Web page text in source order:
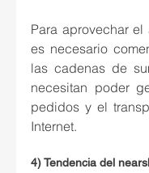
Para aprovechar
es necesario
las cadenas de
necesitan poder
pedidos y el
Internet.
4) Tendencia del